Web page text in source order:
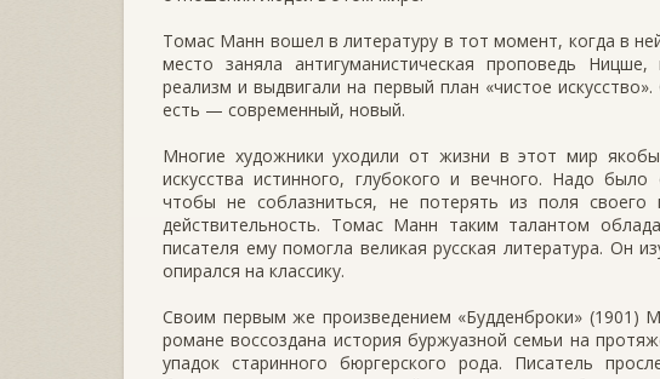
Томас Манн вошел в литературу в тот момент, когда в
место заняла антигуманистическая проповедь
реализм и выдвигали на первый план «чистое
есть — современный, новый.
Многие художники уходили от жизни в этот мир
искусства истинного, глубокого и вечного. Надо
чтобы не соблазниться, не потерять из поля своего
действительность. Томас Манн таким талантом
писателя ему помогла великая русская литература. Он
опирался на классику.
Своим первым же произведением «Будденброки» (1901)
романе воссоздана история буржуазной семьи на
упадок старинного бюргерского рода. Писатель